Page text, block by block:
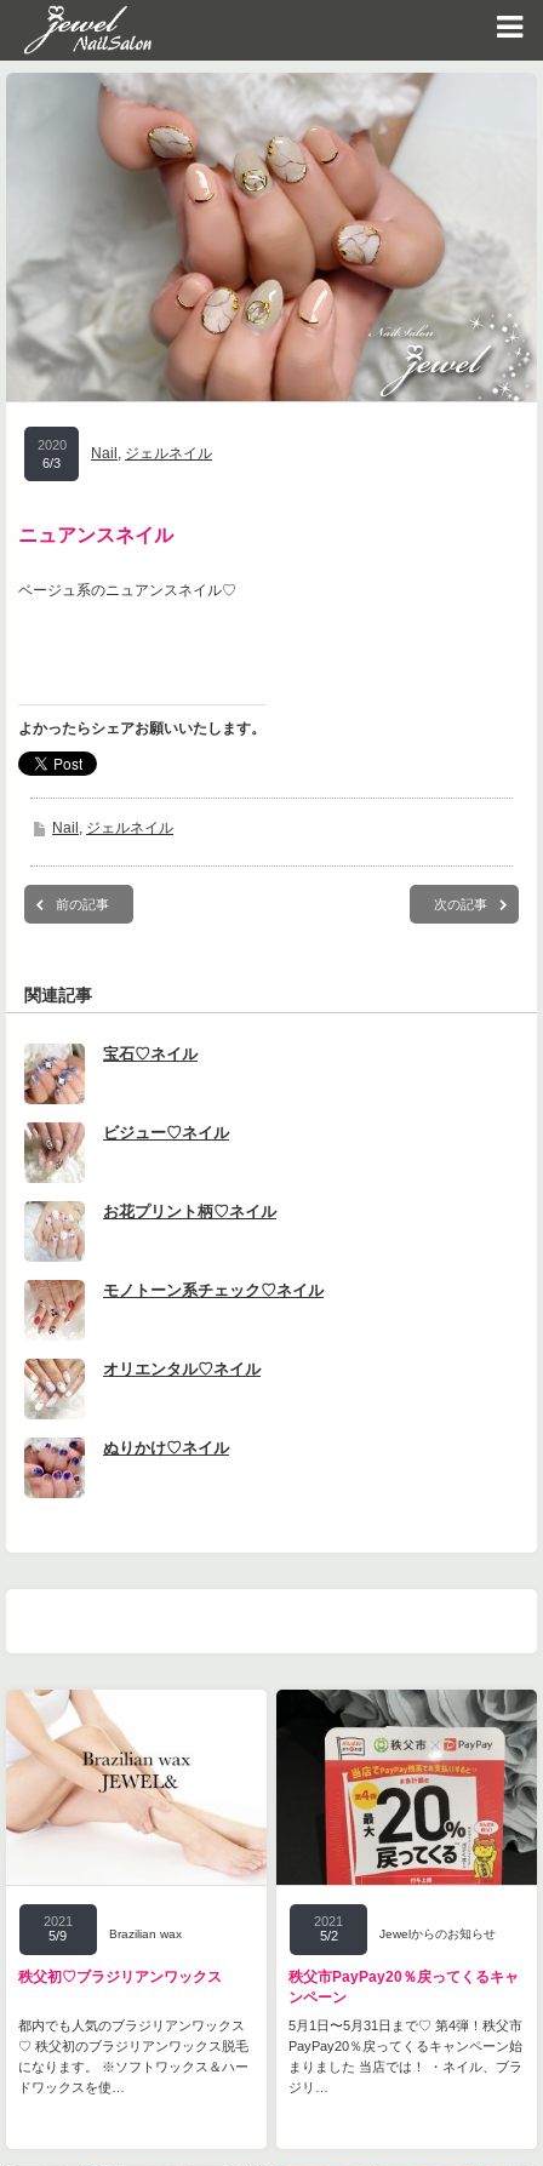
2020
6/3
Nail, ジェルネイル
ニュアンスネイル
ベージュ系のニュアンスネイル♡
よかったらシェアお願いいたします。
Nail , ジェルネイル
前の記事 次の記事
関連記事
宝石♡ネイル
ビジュー♡ネイル
お花プリント柄♡ネイル
モノトーン系チェック♡ネイル
オリエンタル♡ネイル
ぬりかけ♡ネイル
2021
5/9
Brazilian wax
秩父初♡ブラジリアンワックス
都内でも人気のブラジリアンワックス
♡ 秩父初のブラジリアンワックス脱毛
になります。 ※ソフトワックス＆ハー
ドワックスを使…
2021
5/2
Jewelからのお知らせ
秩父市PayPay20％戻ってくるキャ
ンペーン
5月1日〜5月31日まで♡ 第4弾！秩父市
PayPay20％戻ってくるキャンペーン始
まりました 当店では！ ・ネイル、ブラ
ジリ…